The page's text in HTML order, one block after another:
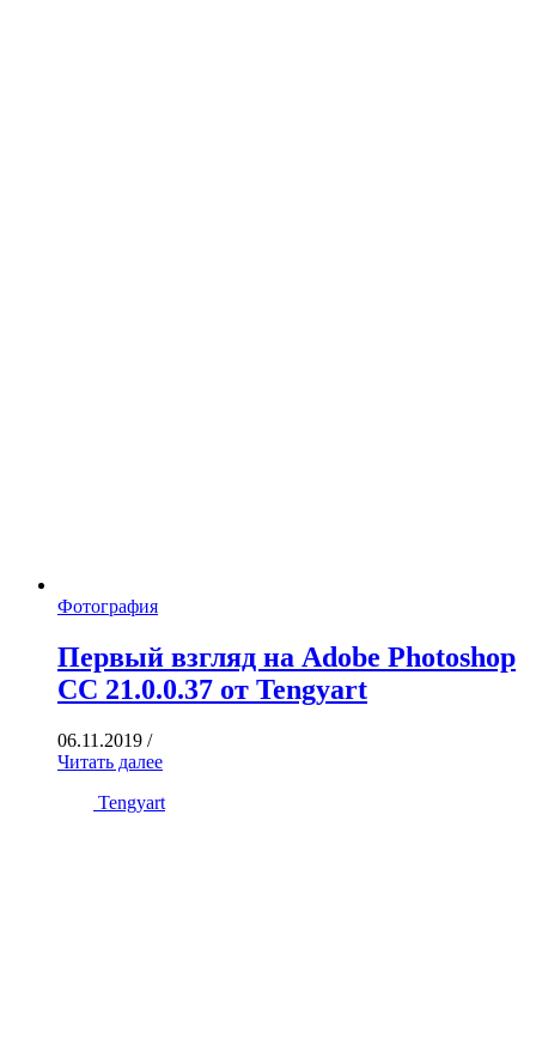
Фотография
Первый взгляд на Adobe Photoshop
CC 21.0.0.37 от Tengyart
06.11.2019 /
Читать далее
Tengyart